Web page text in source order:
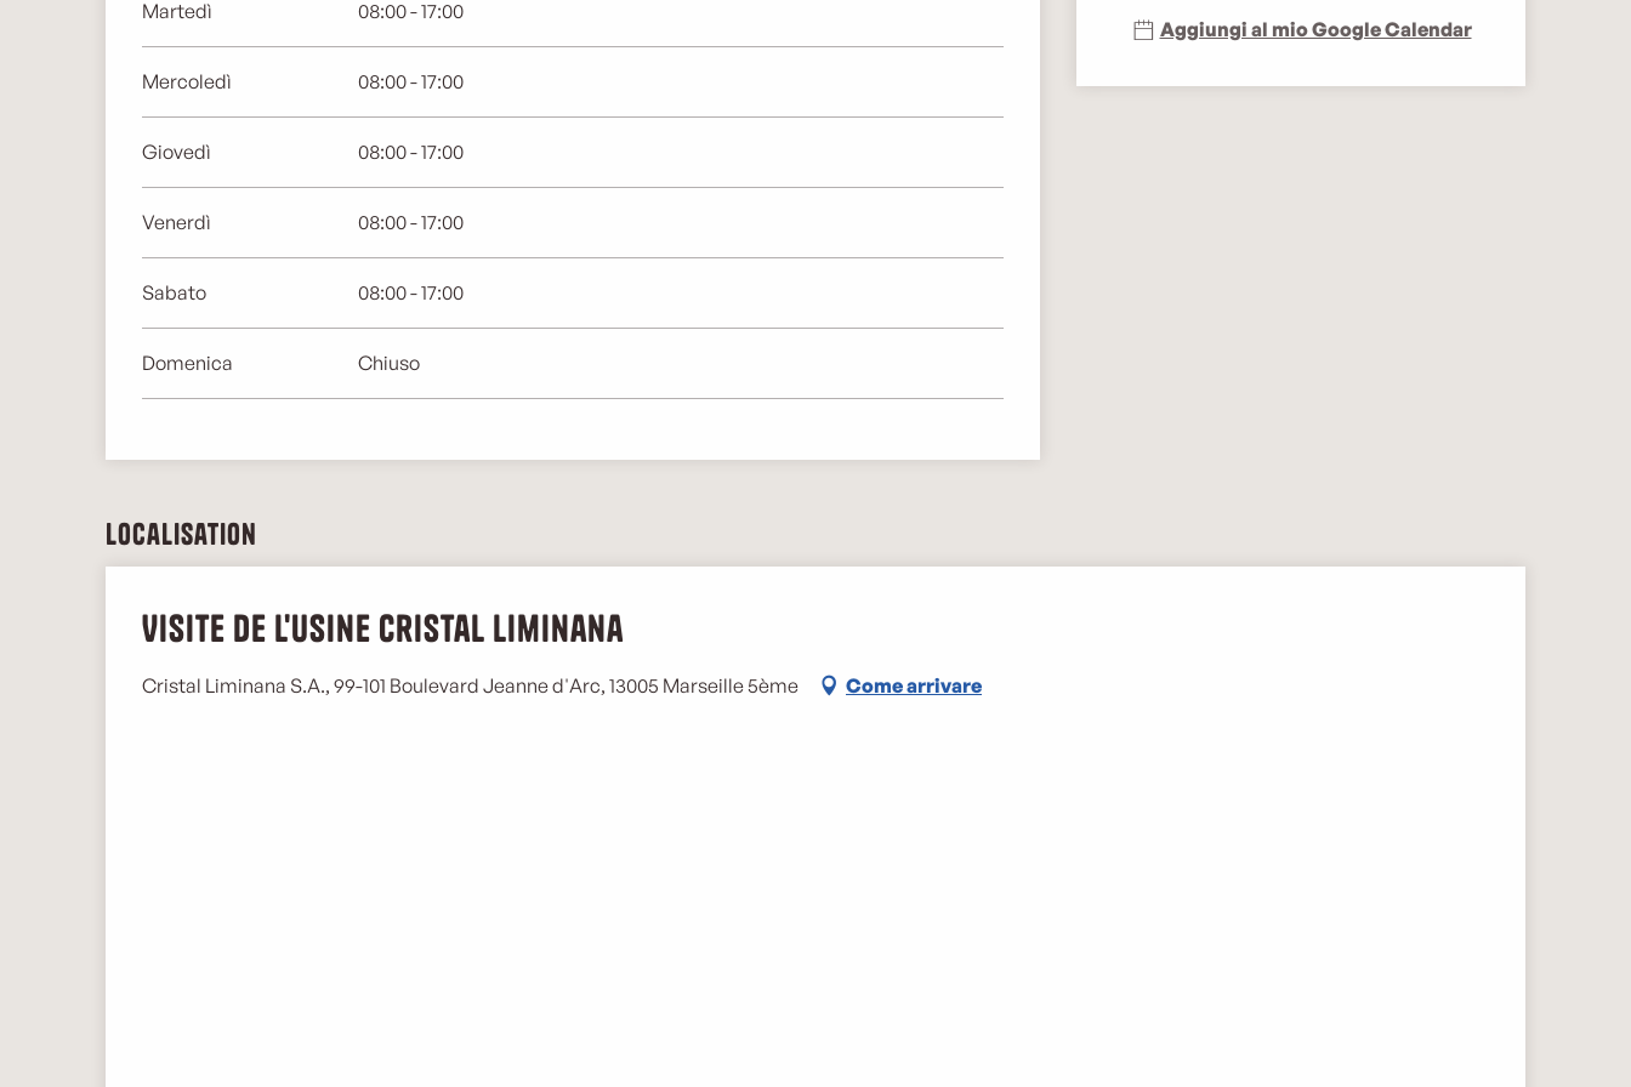
Aggiungi al mio Google Calendar
Martedì 08:00 - 17:00
Mercoledì 08:00 - 17:00
Giovedì 08:00 - 17:00
Venerdì 08:00 - 17:00
Sabato 08:00 - 17:00
Domenica Chiuso
Localisation
Visite de l'usine Cristal Liminana
Cristal Liminana S.A., 99-101 Boulevard Jeanne d'Arc, 13005 Marseille 5ème Come arrivare